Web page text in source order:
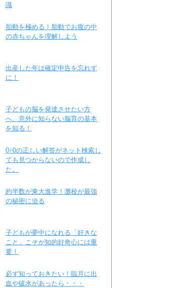
識
胎動を極める！胎動でお腹の中
の赤ちゃんを理解しよう
出産した年は確定申告を忘れず
に！
子どもの脳を発達させたい方
へ、意外に知らない脳育の基本
を知る！
0÷0の正しい解答がネット検索し
ても見つからないので作成し
た。
約半数が東大進学！灘校が最強
の秘密に迫る
子どもが夢中になれる「好きな
こと」こそが知的好奇心には重
要！
必ず知っておきたい！臨月に出
血や破水があったら・・・